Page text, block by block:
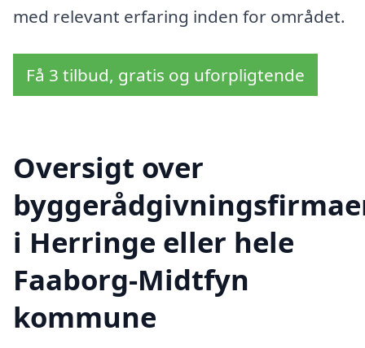
med relevant erfaring inden for området.
Få 3 tilbud, gratis og uforpligtende
Oversigt over
i Herringe eller hele
Faaborg-Midtfyn
kommune